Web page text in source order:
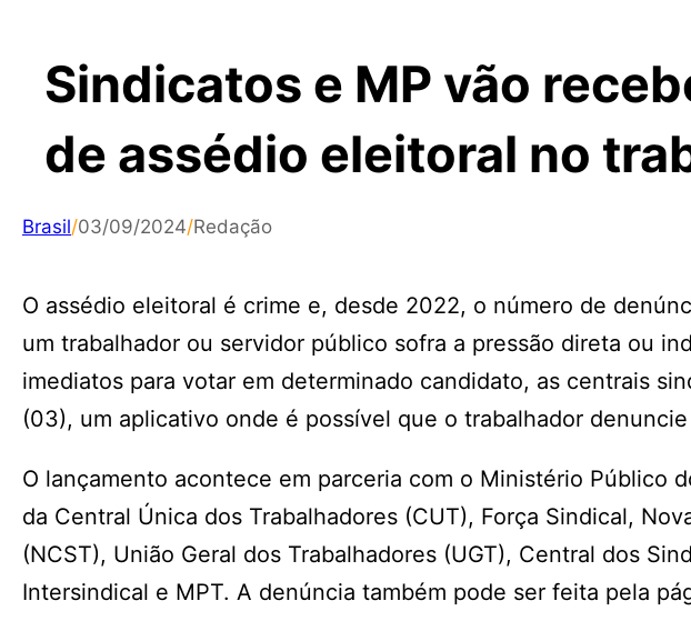
Sindicatos e MP vão
de assédio eleitoral no
Brasil/03/09/2024/Redação
O assédio eleitoral é crime e, desde 2022, o número de
um trabalhador ou servidor público sofra a pressão direta ou
imediatos para votar em determinado candidato, as centrais
(03), um aplicativo onde é possível que o trabalhador
O lançamento acontece em parceria com o Ministério Público
da Central Única dos Trabalhadores (CUT), Força Sindical,
(NCST), União Geral dos Trabalhadores (UGT), Central dos
Intersindical e MPT. A denúncia também pode ser feita pela